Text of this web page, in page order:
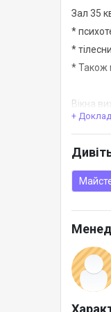
Зал 35
*
*
* Також
Вікна
* до 7
* до 4
Зал
ст.м.
вул.
Сервіс:
- кулер
+